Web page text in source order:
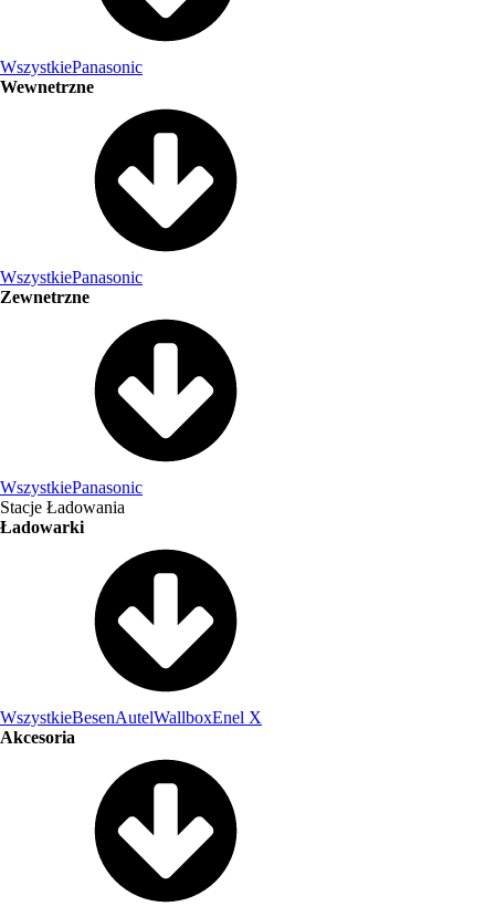
WszystkiePanasonic
Wewnetrzne
WszystkiePanasonic
Zewnetrzne
WszystkiePanasonic
Stacje Ładowania
Ładowarki
WszystkieBesenAutelWallboxEnel X
Akcesoria